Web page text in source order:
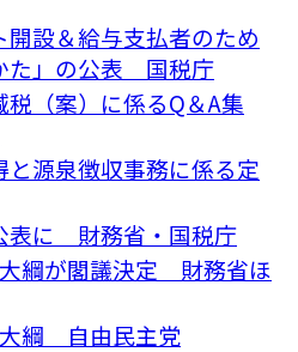
設＆給与支払者のため
た」の公表 国税庁
（案）に係るQ＆A集
源泉徴収事務に係る定
表に 財務省・国税庁
綱が閣議決定 財務省ほ
綱 自由民主党